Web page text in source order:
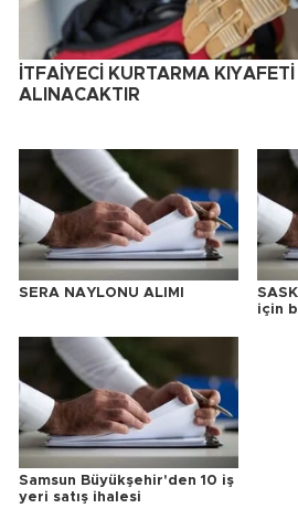
İTFAİYECİ KURTARMA KIYAFETİ
ALINACAKTIR
SERA NAYLONU ALIMI
için
Samsun Büyükşehir'den 10 iş
yeri satış ihalesi